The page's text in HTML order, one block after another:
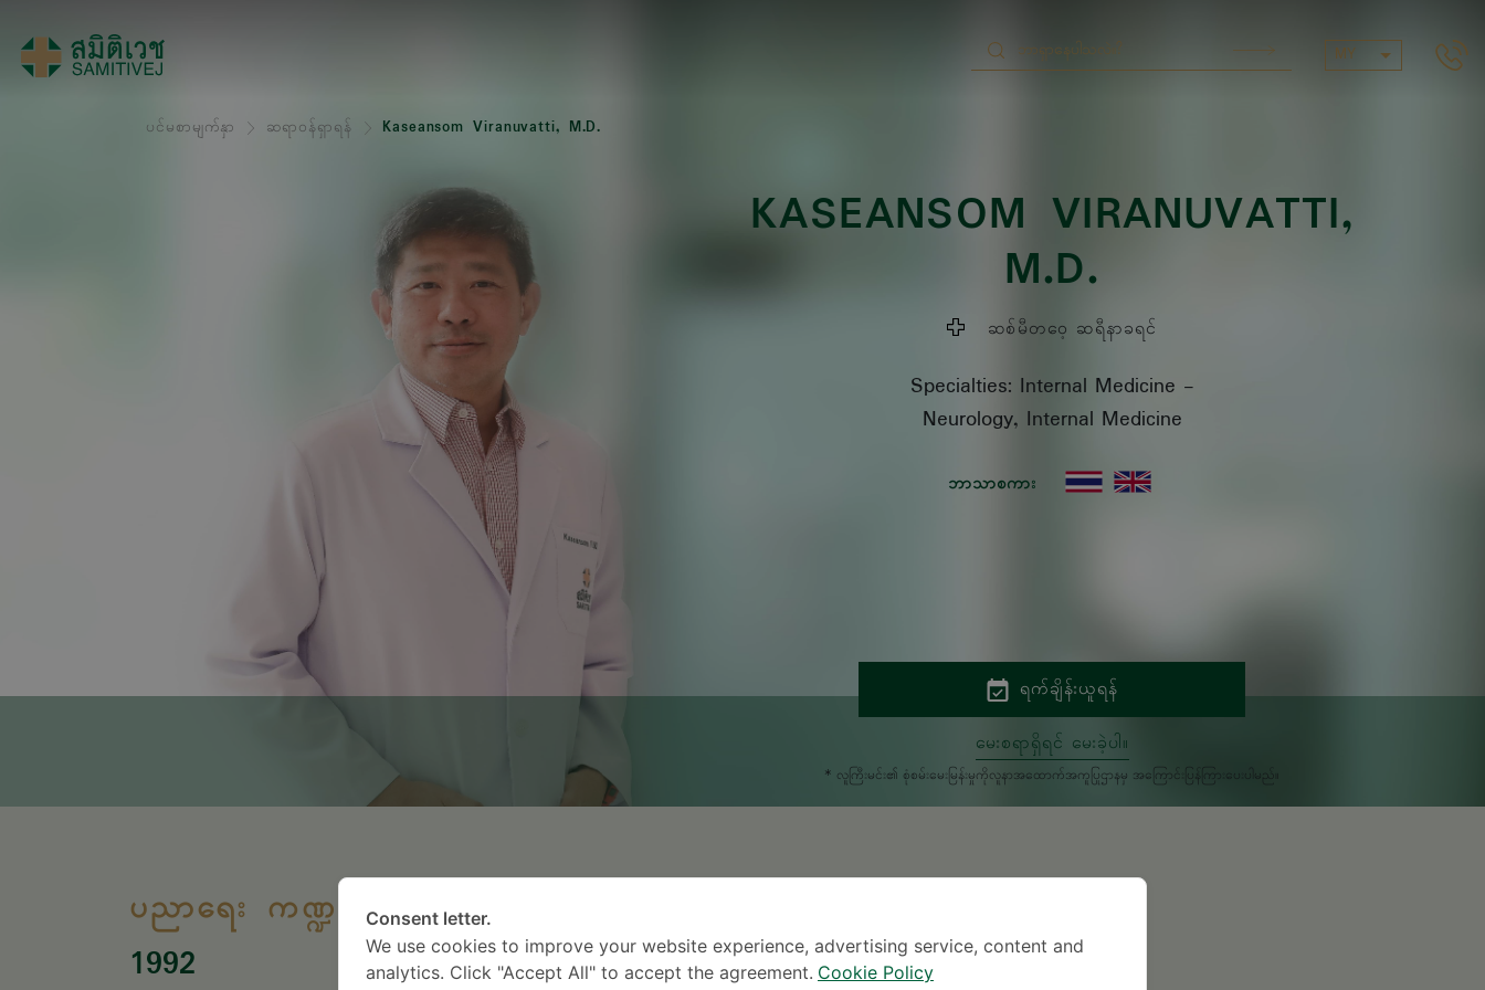
MY
ပင်မစာမျက်နှာ ဆရာဝန်ရှာရန် Kaseansom Viranuvatti, M.D.
KASEANSOM VIRANUVATTI,
M.D.
ဆစ်မီတဝေ့ ဆရီနာခရင်
Specialties: Internal Medicine -
Neurology, Internal Medicine
ဘာသာစကား
ရက်ချိန်းယူရန်
မေးစရာရှိရင် မေးခဲ့ပါ။
* လူကြီးမင်း၏ စုံစမ်းမေးမြန်းမှုကိုလူနာအထောက်အကူပြုဌာနမှ အကြောင်းပြန်ကြားပေးပါမည်။
ပညာရေး ကဏ္ဍ
1992
1990 1988 1987
Consent letter.
We use cookies to improve your website experience, advertising service, content and
analytics. Click "Accept All" to accept the agreement. Cookie Policy